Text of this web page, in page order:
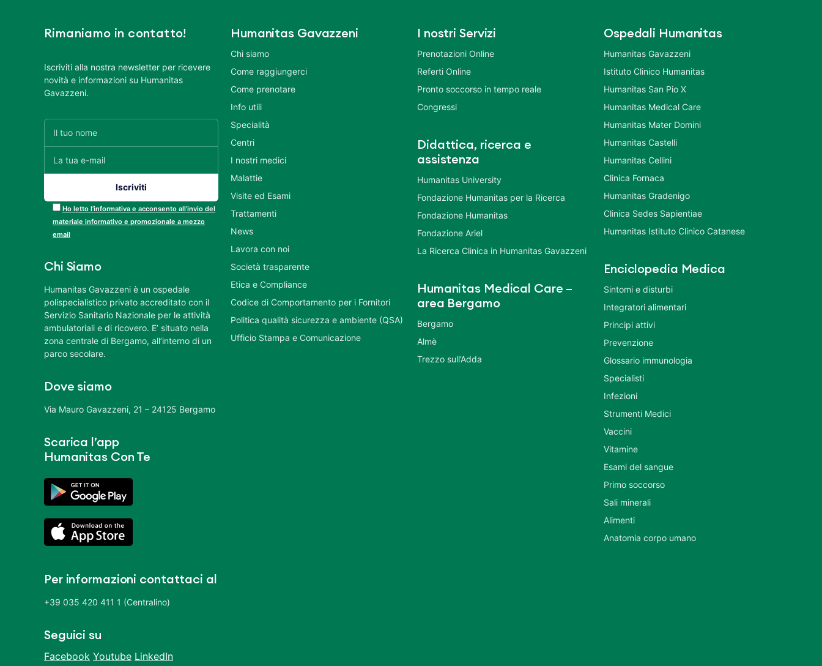
Rimaniamo in contatto!
Iscriviti alla nostra newsletter per ricevere
novità e informazioni su Humanitas
Gavazzeni.
Ho letto l’informativa e acconsento all’invio del
materiale informativo e promozionale a mezzo
email
Chi Siamo
Humanitas Gavazzeni è un ospedale
polispecialistico privato accreditato con il
Servizio Sanitario Nazionale per le attività
ambulatoriali e di ricovero. E’ situato nella
zona centrale di Bergamo, all’interno di un
parco secolare.
Dove siamo
Via Mauro Gavazzeni, 21 – 24125 Bergamo
Scarica l’app
Humanitas Con Te
Per informazioni contattaci al
+39 035 420 411 1 (Centralino)
Seguici su
Facebook Youtube LinkedIn
Humanitas Gavazzeni
Chi siamo
Come raggiungerci
Come prenotare
Info utili
Specialità
Centri
I nostri medici
Malattie
Visite ed Esami
Trattamenti
News
Lavora con noi
Società trasparente
Etica e Compliance
Codice di Comportamento per i Fornitori
Politica qualità sicurezza e ambiente (QSA)
Ufficio Stampa e Comunicazione
I nostri Servizi
Prenotazioni Online
Referti Online
Pronto soccorso in tempo reale
Congressi
Didattica, ricerca e
assistenza
Humanitas University
Fondazione Humanitas per la Ricerca
Fondazione Humanitas
Fondazione Ariel
La Ricerca Clinica in Humanitas Gavazzeni
Humanitas Medical Care –
area Bergamo
Bergamo
Almè
Trezzo sull’Adda
Ospedali Humanitas
Humanitas Gavazzeni
Istituto Clinico Humanitas
Humanitas San Pio X
Humanitas Medical Care
Humanitas Mater Domini
Humanitas Castelli
Humanitas Cellini
Clinica Fornaca
Humanitas Gradenigo
Clinica Sedes Sapientiae
Humanitas Istituto Clinico Catanese
Enciclopedia Medica
Sintomi e disturbi
Integratori alimentari
Principi attivi
Prevenzione
Glossario immunologia
Specialisti
Infezioni
Strumenti Medici
Vaccini
Vitamine
Esami del sangue
Primo soccorso
Sali minerali
Alimenti
Anatomia corpo umano